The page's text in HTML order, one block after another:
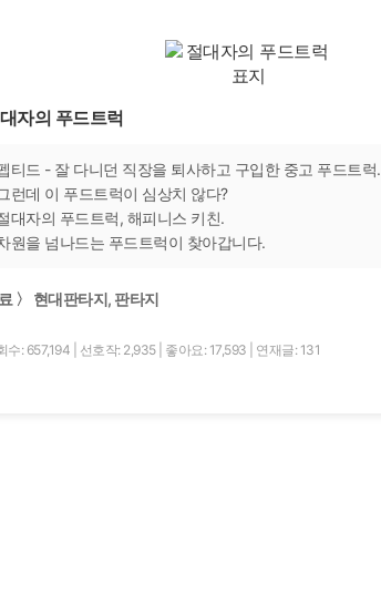
자의 푸드트럭
티드 - 잘 다니던 직장을 퇴사하고 구입한 중고 푸드트럭.
런데 이 푸드트럭이 심상치 않다?
대자의 푸드트럭, 해피니스 키친.
원을 넘나드는 푸드트럭이 찾아갑니다.
〉 현대판타지, 판타지
수: 657,194 선호작: 2,935 좋아요: 17,593 연재글: 131